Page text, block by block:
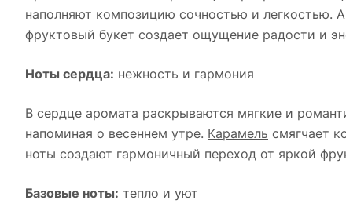
наполняют композицию сочностью и легкостью.
фруктовый букет создает ощущение радости и
Ноты сердца: нежность и гармония
В сердце аромата раскрываются мягкие и
напоминая о весеннем утре. Карамель смягчает
ноты создают гармоничный переход от яркой
Базовые ноты: тепло и уют